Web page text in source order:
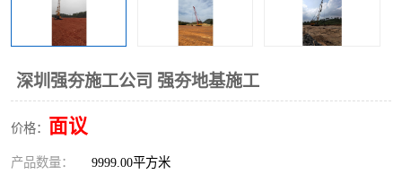
深圳强夯施工公司 强夯地基施工
价格： 面议
产品数量： 9999.00平方米